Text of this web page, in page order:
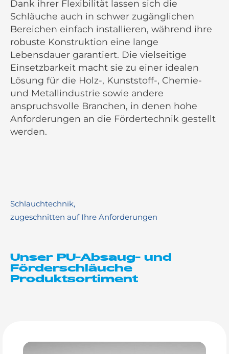
Dank ihrer Flexibilität lassen sich die
Schläuche auch in schwer zugänglichen
Bereichen einfach installieren, während ihre
robuste Konstruktion eine lange
Lebensdauer garantiert. Die vielseitige
Einsetzbarkeit macht sie zu einer idealen
Lösung für die Holz-, Kunststoff-, Chemie-
und Metallindustrie sowie andere
anspruchsvolle Branchen, in denen hohe
Anforderungen an die Fördertechnik gestellt
werden.
Schlauchtechnik,
zugeschnitten auf Ihre Anforderungen
Unser PU-Absaug- und
Förderschläuche
Produktsortiment